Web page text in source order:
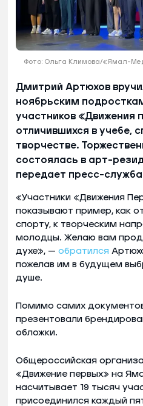
Фото: Ольга Климова/«Ямал-
Дмитрий Артюхов
ноябрьским
участников «Движения
отличившихся в учебе,
творчестве.
состоялась в арт-
передает пресс-
«Участники «Движения
показывают пример, как
спорту, к творческим
молодцы. Желаю вам
духе», — обратился
пожелав им в будущем
душе.
Помимо самих
презентовали
обложки.
Общероссийская
«Движение первых» на
насчитывает 19 тысяч
присоединился каждый